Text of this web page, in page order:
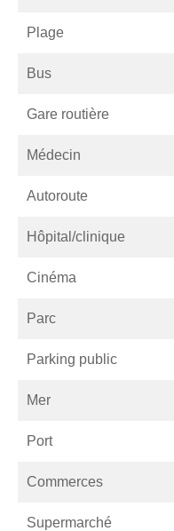
Plage
Bus
Gare routière
Médecin
Autoroute
Hôpital/clinique
Cinéma
Parc
Parking public
Mer
Port
Commerces
Supermarché